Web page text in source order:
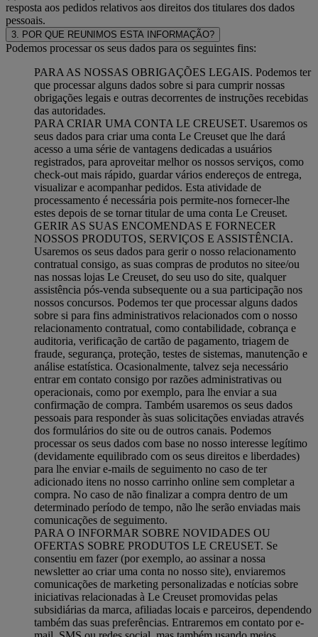
resposta aos pedidos relativos aos direitos dos titulares dos dados
pessoais.
3. POR QUE REUNIMOS ESTA INFORMAÇÃO?
Podemos processar os seus dados para os seguintes fins:
PARA AS NOSSAS OBRIGAÇÕES LEGAIS. Podemos ter
que processar alguns dados sobre si para cumprir nossas
obrigações legais e outras decorrentes de instruções recebidas
das autoridades.
PARA CRIAR UMA CONTA LE CREUSET. Usaremos os
seus dados para criar uma conta Le Creuset que lhe dará
acesso a uma série de vantagens dedicadas a usuários
registrados, para aproveitar melhor os nossos serviços, como
check-out mais rápido, guardar vários endereços de entrega,
visualizar e acompanhar pedidos. Esta atividade de
processamento é necessária pois permite-nos fornecer-lhe
estes depois de se tornar titular de uma conta Le Creuset.
GERIR AS SUAS ENCOMENDAS E FORNECER
NOSSOS PRODUTOS, SERVIÇOS E ASSISTÊNCIA.
Usaremos os seus dados para gerir o nosso relacionamento
contratual consigo, as suas compras de produtos no sitee/ou
nas nossas lojas Le Creuset, do seu uso do site, qualquer
assistência pós-venda subsequente ou a sua participação nos
nossos concursos. Podemos ter que processar alguns dados
sobre si para fins administrativos relacionados com o nosso
relacionamento contratual, como contabilidade, cobrança e
auditoria, verificação de cartão de pagamento, triagem de
fraude, segurança, proteção, testes de sistemas, manutenção e
análise estatística. Ocasionalmente, talvez seja necessário
entrar em contato consigo por razões administrativas ou
operacionais, como por exemplo, para lhe enviar a sua
confirmação de compra. Também usaremos os seus dados
pessoais para responder às suas solicitações enviadas através
dos formulários do site ou de outros canais. Podemos
processar os seus dados com base no nosso interesse legítimo
(devidamente equilibrado com os seus direitos e liberdades)
para lhe enviar e-mails de seguimento no caso de ter
adicionado itens no nosso carrinho online sem completar a
compra. No caso de não finalizar a compra dentro de um
determinado período de tempo, não lhe serão enviadas mais
comunicações de seguimento.
PARA O INFORMAR SOBRE NOVIDADES OU
OFERTAS SOBRE PRODUTOS LE CREUSET. Se
consentiu em fazer (por exemplo, ao assinar a nossa
newsletter ao criar uma conta no nosso site), enviaremos
comunicações de marketing personalizadas e notícias sobre
iniciativas relacionadas à Le Creuset promovidas pelas
subsidiárias da marca, afiliadas locais e parceiros, dependendo
também das suas preferências. Entraremos em contato por e-